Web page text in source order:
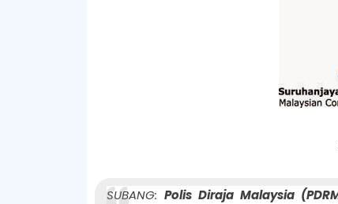
SUBANG: Polis Diraja Malaysia